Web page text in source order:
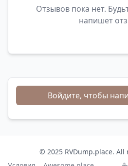
Отзывов пока нет.
напишет
Войдите, чтобы
© 2025 RVDump.place.